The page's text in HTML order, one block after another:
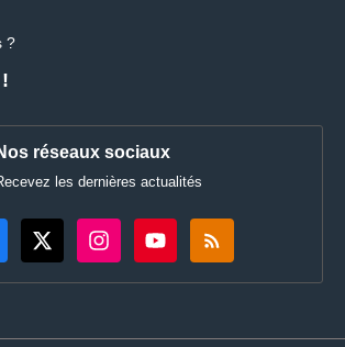
?
réseaux sociaux
les dernières actualités